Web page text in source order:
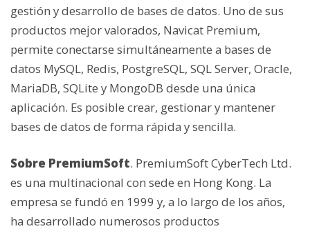
gestión y desarrollo de bases de datos. Uno de sus
productos mejor valorados, Navicat Premium,
permite conectarse simultáneamente a bases de
datos MySQL, Redis, PostgreSQL, SQL Server, Oracle,
MariaDB, SQLite y MongoDB desde una única
aplicación. Es posible crear, gestionar y mantener
bases de datos de forma rápida y sencilla.
Sobre PremiumSoft. PremiumSoft CyberTech Ltd.
es una multinacional con sede en Hong Kong. La
empresa se fundó en 1999 y, a lo largo de los años,
ha desarrollado numerosos productos